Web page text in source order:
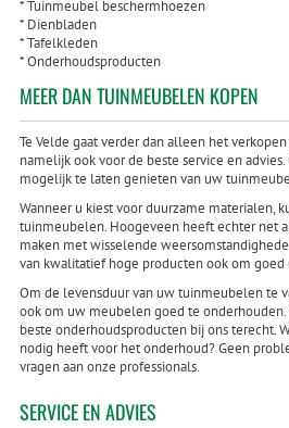
* Tuinmeubel beschermhoezen
* Dienbladen
* Tafelkleden
* Onderhoudsproducten
MEER DAN TUINMEUBELEN KOPEN
Te Velde gaat verder dan alleen het
namelijk ook voor de beste service en
mogelijk te laten genieten van uw
Wanneer u kiest voor duurzame materialen,
tuinmeubelen. Hoogeveen heeft echter net
maken met wisselende
van kwalitatief hoge producten ook om goed
Om de levensduur van uw tuinmeubelen te
ook om uw meubelen goed te
beste onderhoudsproducten bij ons terecht.
nodig heeft voor het onderhoud? Geen
vragen aan onze professionals.
SERVICE EN ADVIES